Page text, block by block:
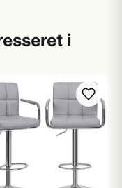
i